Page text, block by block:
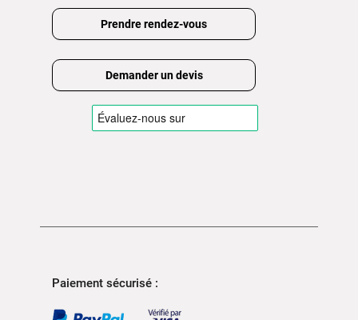
Prendre rendez-vous
Demander un devis
Paiement sécurisé :